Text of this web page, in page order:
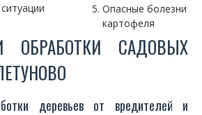
Опасные болезни
картофеля
ОБРАБОТКИ САДОВЫХ
деревьев от вредителей и